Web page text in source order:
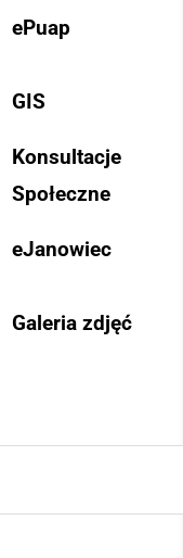
ePuap
GIS
Konsultacje
Społeczne
eJanowiec
Galeria zdjęć